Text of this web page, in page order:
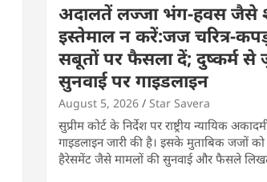
अदालतें लज्जा भंग-हवस जैसे
इस्तेमाल न करें:जज चरित्र-
सबूतों पर फैसला दें; दुष्कर्म से
सुनवाई पर गाइडलाइन
August 5, 2026 Star Savera
सुप्रीम कोर्ट के निर्देश पर राष्ट्रीय न्यायिक
गाइडलाइन जारी की है। इसके मुताबिक जजों
हैरेसमेंट जैसे मामलों की सुनवाई और फैसले